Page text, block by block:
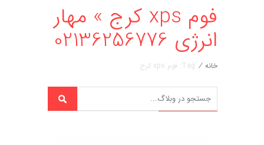
فوم xps کرج » مهار
انرژی 02136256776
خانه / Tag: فوم xps کرج